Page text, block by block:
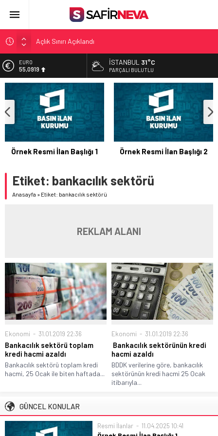
Açlık Sınırı Açıklandı
Öğretmenlere Kötü Haber
FETÖ’nün kritik ismi tutuklandı
Son dakika… İstanbul’da trafik felç
Yunanistan Başbakanı Çipras Türkiye’ye gelecek
EURO
55,0919
ALTIN
6.525,81
BİST
13.703,13
DOLAR
47,5932
İSTANBUL 31°C
PARÇALI BULUTLU
Örnek Resmi İlan Başlığı 1 Örnek Resmi İlan Başlığı 2
Etiket: bankacılık sektörü
Anasayfa » Etiket: bankacılık sektörü
REKLAM ALANI
Ekonomi 31.01.2019 22:36
Bankacılık sektörü toplam
kredi hacmi azaldı
Bankacılık sektörü toplam kredi
hacmi, 25 Ocak ile biten haftada...
Ekonomi 31.01.2019 22:36
Bankacılık sektörünün kredi
hacmi azaldı
BDDK verilerine göre, bankacılık
sektörünün kredi hacmi 25 Ocak
itibarıyla...
GÜNCEL KONULAR
Resmi İlanlar 11.04.2025 10:41